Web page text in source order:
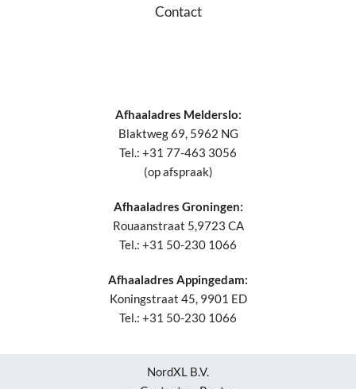
Contact
Afhaaladres Melderslo:
Blaktweg 69, 5962 NG
Tel.: +31 77-463 3056
(op afspraak)
Afhaaladres Groningen:
Rouaanstraat 5,9723 CA
Tel.: +31 50-230 1066
Afhaaladres Appingedam:
Koningstraat 45, 9901 ED
Tel.: +31 50-230 1066
NordXL B.V.